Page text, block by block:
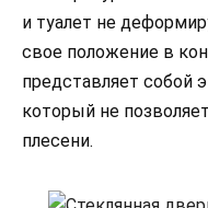
и туалет не
свое положение в
представляет собой
который не
плесени.